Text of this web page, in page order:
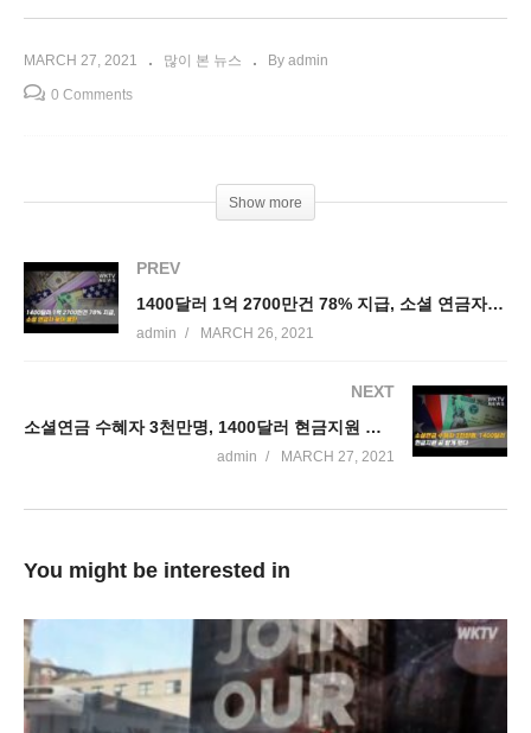
MARCH 27, 2021 많이 본 뉴스 By admin
0 Comments
Show more
PREV
1400달러 1억 2700만건 78% 지급, 소셜 연금자 늦어 불만
admin MARCH 26, 2021
NEXT
소셜연금 수혜자 3천만명, 1400달러 현금지원 곧 받게 됐다
admin MARCH 27, 2021
You might be interested in